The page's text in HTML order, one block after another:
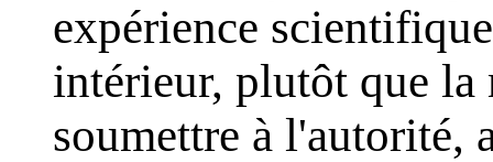
expérience
intérieur, plutôt que la
soumettre à l'autorité,